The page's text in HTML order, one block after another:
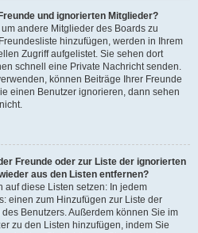
und ignorierten Mitglieder?
andere Mitglieder des Boards zu
hinzufügen, werden in Ihrem
Zugriff aufgelistet. Sie sehen dort
schnell eine Private Nachricht senden.
können Beiträge Ihrer Freunde
einen Benutzer ignorieren, dann sehen
Freunde oder zur Liste der ignorierten
aus den Listen entfernen?
auf diese Listen setzen: In jedem
einen zum Hinzufügen zur Liste der
Benutzers. Außerdem können Sie im
zu den Listen hinzufügen, indem Sie